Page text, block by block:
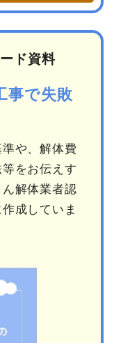
ド資料
事で失敗
や、解体費
をお伝えす
解体業者認
成していま